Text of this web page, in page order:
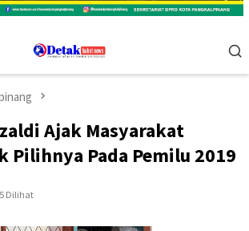
Ajak Masyarakat
Pilihnya Pada Pemilu 2019
Dilihat